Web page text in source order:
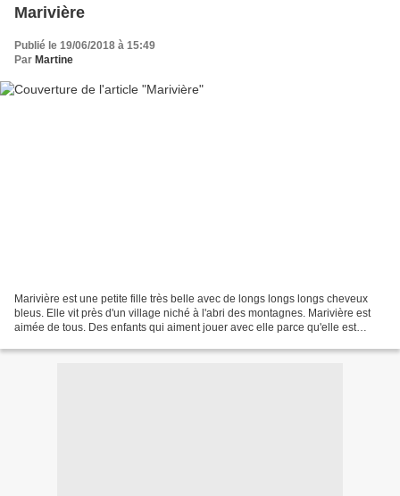
Marivière
Publié le 19/06/2018 à 15:49
Par Martine
Marivière est une petite fille très belle avec de longs longs longs cheveux
bleus. Elle vit près d'un village niché à l'abri des montagnes. Marivière est
aimée de tous. Des enfants qui aiment jouer avec elle parce qu'elle est